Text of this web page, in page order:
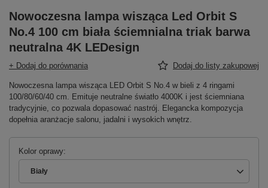
Nowoczesna lampa wisząca Led Orbit S
No.4 100 cm biała ściemnialna triak barwa
neutralna 4K LEDesign
+ Dodaj do porównania Dodaj do listy zakupowej
Nowoczesna lampa wisząca LED Orbit S No.4 w bieli z 4 ringami
100/80/60/40 cm. Emituje neutralne światło 4000K i jest ściemniana
tradycyjnie, co pozwala dopasować nastrój. Elegancka kompozycja
dopełnia aranżacje salonu, jadalni i wysokich wnętrz.
Kolor oprawy
Biały